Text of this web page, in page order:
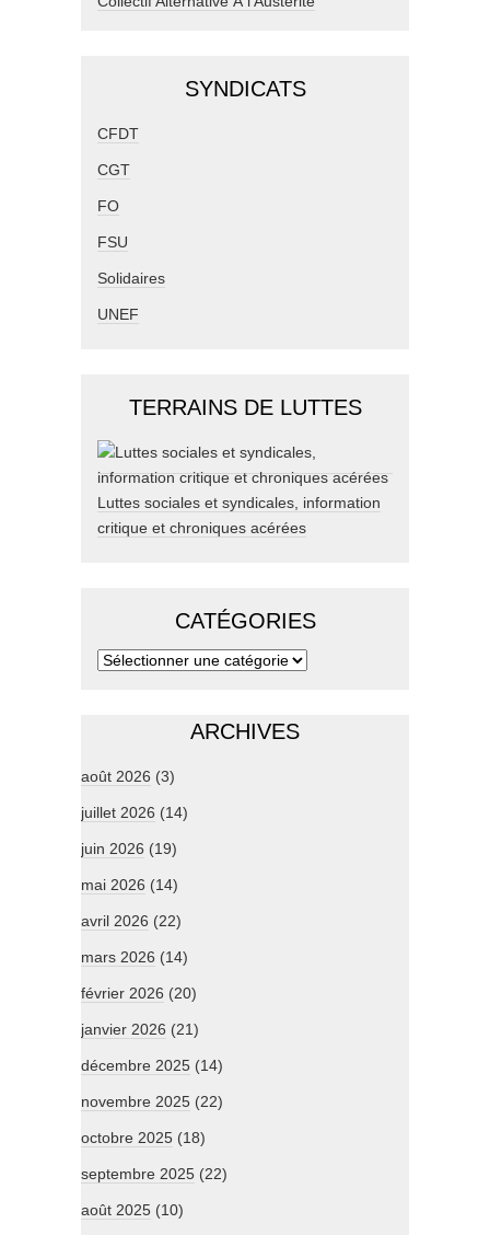
SYNDICATS
CFDT
CGT
FO
FSU
Solidaires
UNEF
TERRAINS DE LUTTES
Luttes sociales et syndicales, information
critique et chroniques acérées
CATÉGORIES
ARCHIVES
août 2026 (3)
juillet 2026 (14)
juin 2026 (19)
mai 2026 (14)
avril 2026 (22)
mars 2026 (14)
février 2026 (20)
janvier 2026 (21)
décembre 2025 (14)
novembre 2025 (22)
octobre 2025 (18)
septembre 2025 (22)
août 2025 (10)